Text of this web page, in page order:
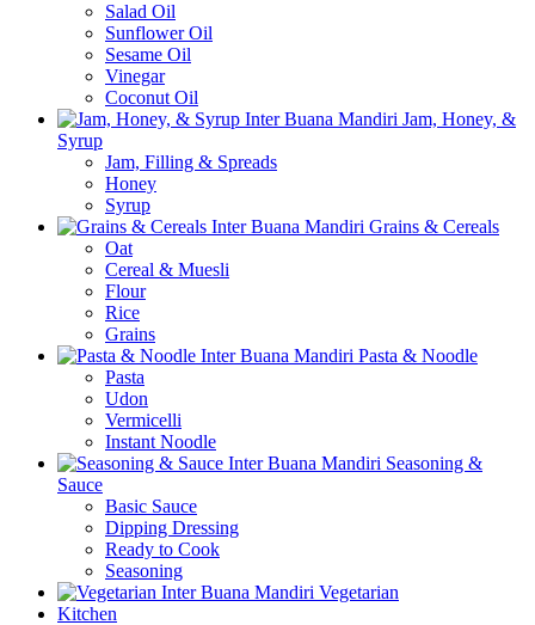
Salad Oil
Sunflower Oil
Sesame Oil
Vinegar
Coconut Oil
Jam, Honey, &
Syrup
Jam, Filling & Spreads
Honey
Syrup
Grains & Cereals
Oat
Cereal & Muesli
Flour
Rice
Grains
Pasta & Noodle
Pasta
Udon
Vermicelli
Instant Noodle
Seasoning &
Sauce
Basic Sauce
Dipping Dressing
Ready to Cook
Seasoning
Vegetarian
Kitchen